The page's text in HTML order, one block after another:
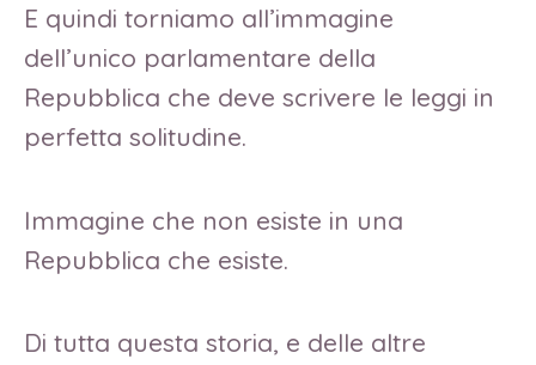
E quindi torniamo all’immagine
dell’unico parlamentare della
Repubblica che deve scrivere le leggi in
perfetta solitudine.
Immagine che non esiste in una
Repubblica che esiste.
Di tutta questa storia, e delle altre